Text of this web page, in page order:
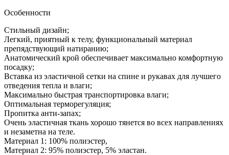
Особенности
Стильный дизайн;
Легкий, приятный к телу, функциональный материал
препядствующий натиранию;
Анатомический крой обеспечивает максимально комфортную
посадку;
Вставка из эластичной сетки на спине и рукавах для лучшего
отведения тепла и влаги;
Максимально быстрая транспортировка влаги;
Оптимальная терморегуляция;
Пропитка анти-запах;
Очень эластичная ткань хорошо тянется во всех направлениях
и незаметна на теле.
Материал 1: 100% полиэстер,
Материал 2: 95% полиэстер, 5% эластан.